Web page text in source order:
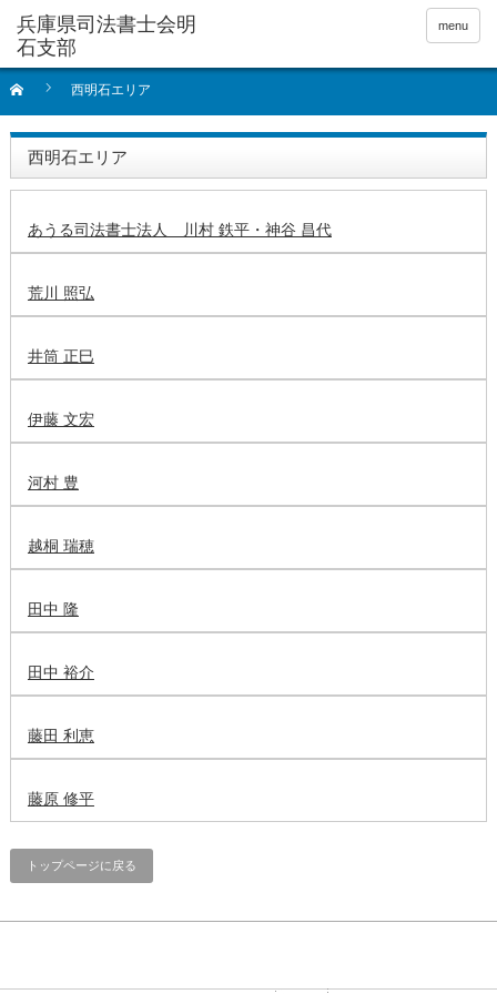
menu
西明石エリア
西明石エリア
あうる司法書士法人 川村 鉄平・神谷 昌代
荒川 照弘
井筒 正巳
伊藤 文宏
河村 豊
越桐 瑞穂
田中 隆
田中 裕介
藤田 利恵
藤原 修平
トップページに戻る